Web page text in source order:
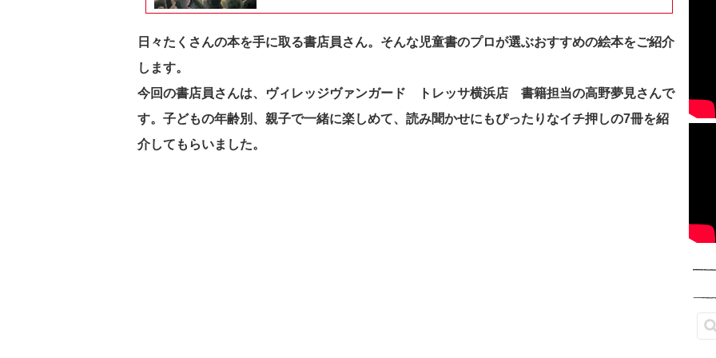
日々たくさんの本を手に取る書店員さん。そんな児童書のプロが選ぶおすすめの絵本をご紹介
します。
今回の書店員さんは、ヴィレッジヴァンガード トレッサ横浜店 書籍担当の高野夢見さんで
す。子どもの年齢別、親子で一緒に楽しめて、読み聞かせにもぴったりなイチ押しの7冊を紹
介してもらいました。